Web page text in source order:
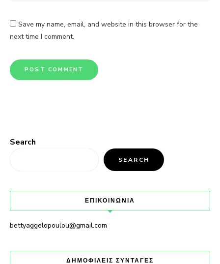
Save my name, email, and website in this browser for the
next time I comment.
Search
SEARCH
ΕΠΙΚΟΙΝΩΝΙΑ
bettyaggelopoulou@gmail.com
ΔΗΜΟΦΙΛΕΙΣ ΣΥΝΤΑΓΕΣ